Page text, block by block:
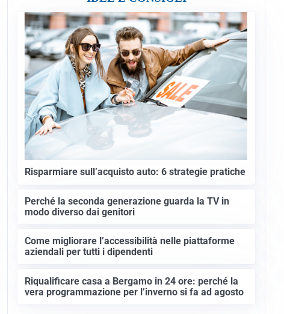
Risparmiare sull’acquisto auto: 6 strategie pratiche
Perché la seconda generazione guarda la TV in
modo diverso dai genitori
Come migliorare l’accessibilità nelle piattaforme
aziendali per tutti i dipendenti
Riqualificare casa a Bergamo in 24 ore: perché la
vera programmazione per l’inverno si fa ad agosto